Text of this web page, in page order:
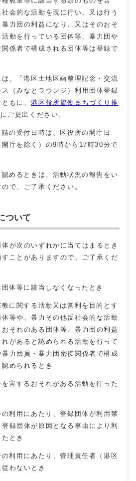
会的な活動を現に行い、又は行う
力団の利益になり、又はそのおそ
動を行っている団体等、暴力団や
係者で構成される団体等は登録で
は、「港区土地区画整理記念・交流
（みなとラウンジ）利用団体登録
ともに、港区役所協働まちづくり推
にご提出ください。
の受付日時は、区役所の開庁日
開庁を除く）の9時から17時30分で
認めるときは、活動状況の報告をい
で、ご了承ください。
ついて
が次のいずれかに当てはまるとき
ことがありますので、ご了承くだ
体等に該当しなくなったとき
教に関する活動又は営利を目的とす
等や、暴力その他反社会的な活動
それのある団体等、暴力団の利益
があると認められる活動を行って
力団員・暴力団密接関係者で構成
められるとき
を害するおそれがある活動を行った
の利用にあたり、登録団体が利用禁
録団体が原因となる事由により利
とき
の利用にあたり、管理責任者（港区
わないとき